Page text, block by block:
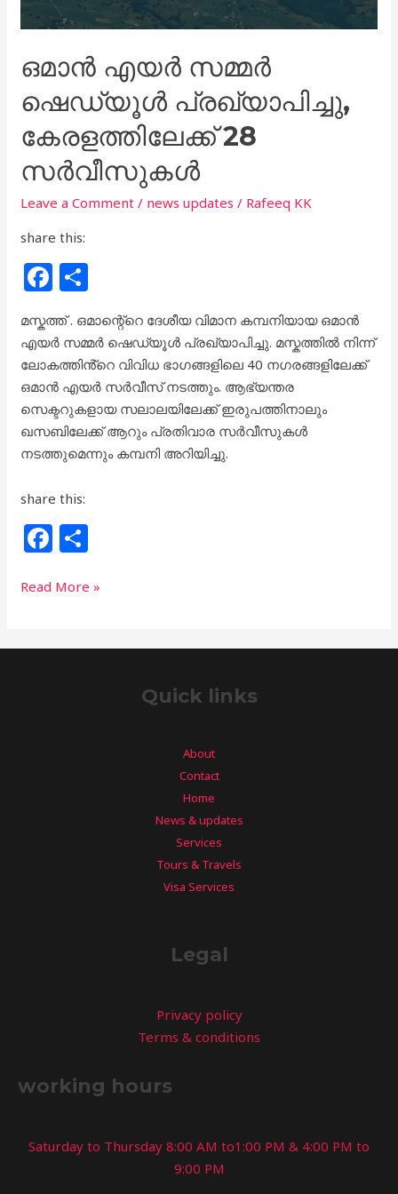
ഒമാൻ എയർ സമ്മർ
ഷെഡ്യൂൾ പ്രഖ്യാപിച്ചു,
കേരളത്തിലേക്ക് 28
സർവീസുകൾ
Leave a Comment / news updates / Rafeeq KK
share this:
F
a
c
e
b
o
o
k
ar
e
മസ്കത്ത് . ഒമാന്റെ്റെ ദേശീയ വിമാന കമ്പനിയായ ഒമാൻ
എയർ സമ്മർ ഷെഡ്യൂൾ പ്രഖ്യാപിച്ചു. മസ്കത്തിൽ നിന്ന്
ലോകത്തിൻ്റെ വിവിധ ഭാഗങ്ങളിലെ 40 നഗരങ്ങളിലേക്ക്
ഒമാൻ എയർ സർവീസ് നടത്തും. ആഭ്യന്തര
സെക്ടറുകളായ സലാലയിലേക്ക് ഇരുപത്തിനാലും
ഖസബിലേക്ക് ആറും പ്രതിവാര സർവീസുകൾ
നടത്തുമെന്നും കമ്പനി അറിയിച്ചു.
share this:
F
c
b
ar
Read More »
Quick links
About
Contact
Home
News & updates
Services
Tours & Travels
Visa Services
Legal
Privacy policy
Terms & conditions
working hours
Saturday to Thursday 8:00 AM to1:00 PM & 4:00 PM to
9:00 PM